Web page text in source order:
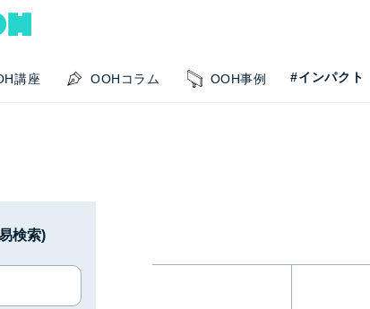
講座 OOHコラム OOH事例 #インパクト
検索)